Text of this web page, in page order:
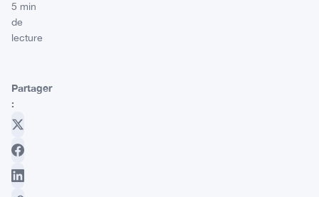
5 min
de
lecture
Partager
: